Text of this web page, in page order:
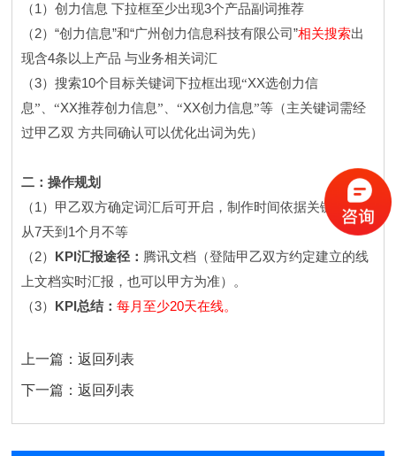
（1）创力信息 下拉框至少出现3个产品副词推荐
（2）“创力信息”和“广州创力信息科技有限公司”相关搜索出
现含4条以上产品 与业务相关词汇
（3）搜索10个目标关键词下拉框出现“XX选创力信
息”、“XX推荐创力信息”、“XX创力信息”等（主关键词需经
过甲乙双方共同确认可以优化出词为先）
二：操作规划
（1）甲乙双方确定词汇后可开启，制作时间依据关键词热度
从7天到 1个月不等
（2） KPI汇报途径： 腾讯文档（登陆甲乙双方约定建立的线
上文档实时汇报，也可以甲方为准）。
（3） KPI总结：每月至少20天在线。
上一篇：返回列表
下一篇：返回列表